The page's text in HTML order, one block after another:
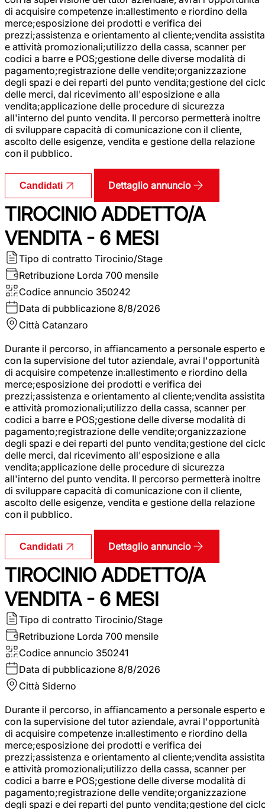
di acquisire competenze in:allestimento e riordino della
merce;esposizione dei prodotti e verifica dei
prezzi;assistenza e orientamento al cliente;vendita assistita
e attività promozionali;utilizzo della cassa, scanner per
codici a barre e POS;gestione delle diverse modalità di
pagamento;registrazione delle vendite;organizzazione
degli spazi e dei reparti del punto vendita;gestione del
delle merci, dal ricevimento all'esposizione e alla
vendita;applicazione delle procedure di sicurezza
all'interno del punto vendita. Il percorso permetterà inoltre
di sviluppare capacità di comunicazione con il cliente,
ascolto delle esigenze, vendita e gestione della relazione
con il pubblico.
Candidati Dettaglio annuncio
TIROCINIO ADDETTO/A
VENDITA - 6 MESI
Tipo di contratto Tirocinio/Stage
Retribuzione Lorda 700 mensile
Codice annuncio 350242
Data di pubblicazione 8/8/2026
Città Catanzaro
Durante il percorso, in affiancamento a personale esperto e
con la supervisione del tutor aziendale, avrai l'opportunità
di acquisire competenze in:allestimento e riordino della
merce;esposizione dei prodotti e verifica dei
prezzi;assistenza e orientamento al cliente;vendita assistita
e attività promozionali;utilizzo della cassa, scanner per
codici a barre e POS;gestione delle diverse modalità di
pagamento;registrazione delle vendite;organizzazione
degli spazi e dei reparti del punto vendita;gestione del
delle merci, dal ricevimento all'esposizione e alla
vendita;applicazione delle procedure di sicurezza
all'interno del punto vendita. Il percorso permetterà inoltre
di sviluppare capacità di comunicazione con il cliente,
ascolto delle esigenze, vendita e gestione della relazione
con il pubblico.
Candidati Dettaglio annuncio
TIROCINIO ADDETTO/A
VENDITA - 6 MESI
Tipo di contratto Tirocinio/Stage
Retribuzione Lorda 700 mensile
Codice annuncio 350241
Data di pubblicazione 8/8/2026
Città Siderno
Durante il percorso, in affiancamento a personale esperto e
con la supervisione del tutor aziendale, avrai l'opportunità
di acquisire competenze in:allestimento e riordino della
merce;esposizione dei prodotti e verifica dei
prezzi;assistenza e orientamento al cliente;vendita assistita
e attività promozionali;utilizzo della cassa, scanner per
codici a barre e POS;gestione delle diverse modalità di
pagamento;registrazione delle vendite;organizzazione
degli spazi e dei reparti del punto vendita;gestione del